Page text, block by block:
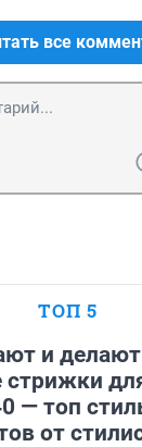
все
ТОП 5
и
стрижки
— топ
от